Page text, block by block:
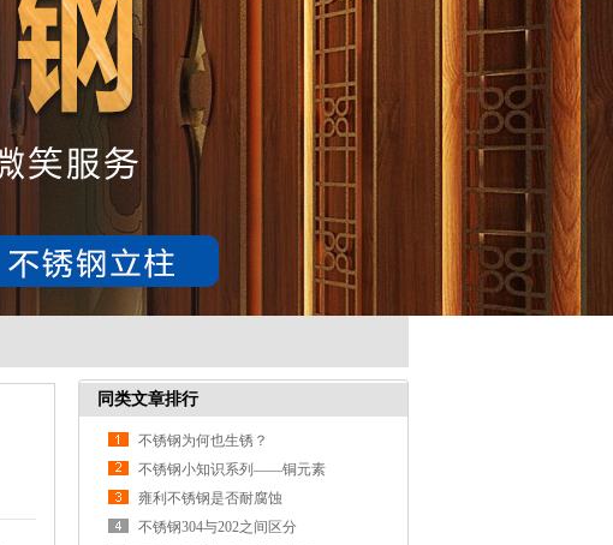
同类文章排行
不锈钢为何也生锈？
不锈钢小知识系列——铜元素
雍利不锈钢是否耐腐蚀
不锈钢304与202之间区分